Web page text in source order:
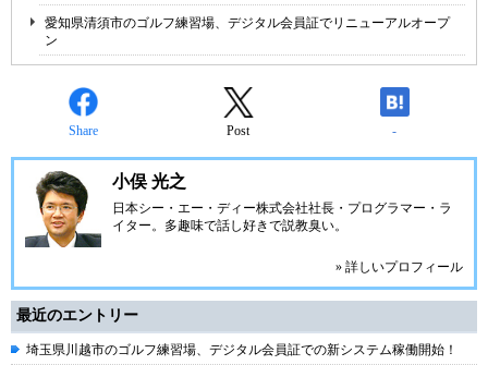
愛知県清須市のゴルフ練習場、デジタル会員証でリニューアルオープ
ン
Share Post -
小俣 光之
日本シー・エー・ディー株式会社社長・プログラマー・ラ
イター。多趣味で話し好きで説教臭い。
» 詳しいプロフィール
最近のエントリー
埼玉県川越市のゴルフ練習場、デジタル会員証での新システム稼働開始！